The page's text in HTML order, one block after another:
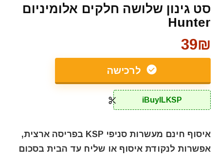
סט גינון שלושה חלקים אלומיניום
Hunter
39₪
לרכישה
iBuyILKSP
איסוף חינם מעשרות סניפי KSP בפריסה ארצית,
אפשרות לנקודת איסוף או שליח עד הבית בסכום